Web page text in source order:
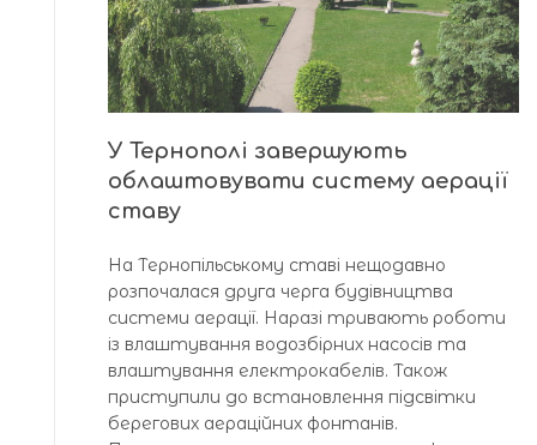
У Тернополі завершують
облаштовувати систему аерації
ставу
На Тернопільському ставі нещодавно
розпочалася друга черга будівництва
системи аерації. Наразі тривають роботи
із влаштування водозбірних насосів та
влаштування електрокабелів. Також
приступили до встановлення підсвітки
берегових аераційних фонтанів.